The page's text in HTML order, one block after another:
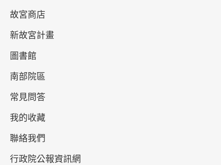
三、應注意不得侵害第三人之著作人格權(包括姓名
表示權及禁止不當變更權)。
四、使用本授權提供之資料與素材，不得惡意變更其
相關資訊，若利用後所展示之資訊與原資料與素材不
符，使用者須自負民事、刑事上之法律責任。
五、本網站之授權，並不授予使用者代表本機關建
故宮商店
新故宮計畫
圖書館
南部院區
常見問答
我的收藏
聯絡我們
行政院公報資訊網